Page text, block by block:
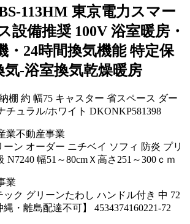
棚 約 幅75 キャスター 省スペース ダー
チュラル/ホワイト DKONKP581398
ーン オーダー ニチベイ ソフィ 防炎 プリ
N7240 幅51～80cmＸ高さ251～300ｃｍ
ック グリーンたわし ハンドル付き 中 72
・離島配達不可】 4534374160221-72